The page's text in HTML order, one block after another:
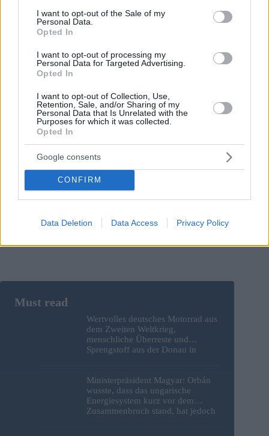
consent section.
I want to opt-out of the Sale of my
Personal Data.
Opted In
I want to opt-out of processing my
Personal Data for Targeted Advertising.
Opted In
I want to opt-out of Collection, Use,
Retention, Sale, and/or Sharing of my
Personal Data that Is Unrelated with the
Purposes for which it was collected.
Opted In
Google consents
CONFIRM
Data Deletion Data Access Privacy Policy
*
Add Comment *
Save my name, email and website in this browser for the
next time I comment.
Wertvolles deutsches Motorrad aus
dem Zweiten Weltkrieg,
menschliche Überreste und
Sprengstoff aus der Donau in
Ministerpräsident Magyar: Orbán
wusste, dass das ungarische
Energiesystem kurz vor dem
Zusammenbruch stand, hat jedoch